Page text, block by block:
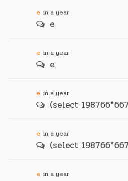
e in a year
e
e in a year
e
e in a year
(select
e in a year
(select
e in a year